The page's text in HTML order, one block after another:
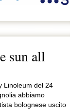
sun all
Linoleum del 24
abbiamo
bolognese uscito